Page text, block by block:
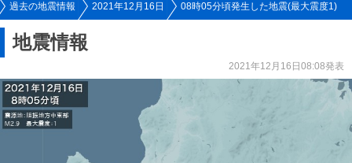
過去の地震情報 2021年12月16日 08時05分頃発生した地震(最大震度1)
地震情報
2021年12月16日08:08発表